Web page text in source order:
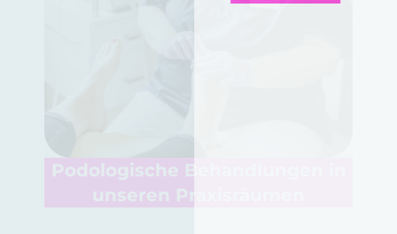
Podologische Behandlungen in
unseren Praxisräumen